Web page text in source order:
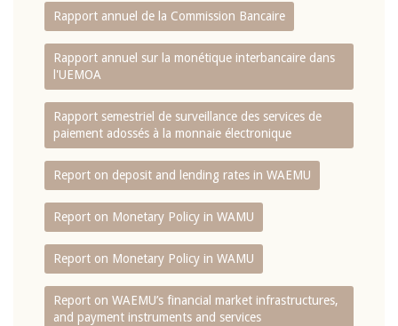
Rapport annuel de la Commission Bancaire
Rapport annuel sur la monétique interbancaire dans
l'UEMOA
Rapport semestriel de surveillance des services de
paiement adossés à la monnaie électronique
Report on deposit and lending rates in WAEMU
Report on Monetary Policy in WAMU
Report on Monetary Policy in WAMU
Report on WAEMU’s financial market infrastructures,
and payment instruments and services